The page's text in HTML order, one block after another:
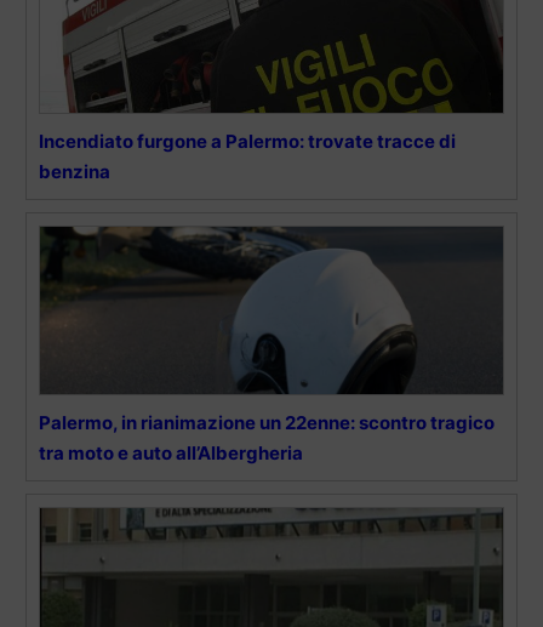
Incendiato furgone a Palermo: trovate tracce di
benzina
Palermo, in rianimazione un 22enne: scontro tragico
tra moto e auto all’Albergheria